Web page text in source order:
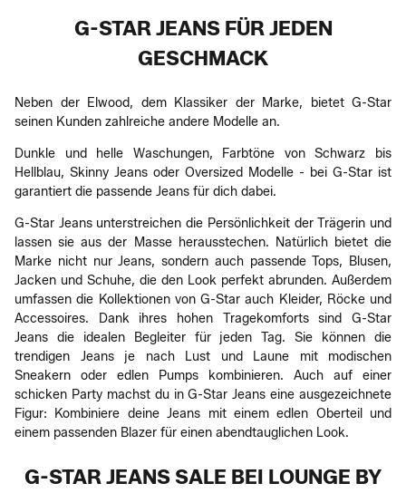
G-STAR JEANS FÜR JEDEN
GESCHMACK
Neben der Elwood, dem Klassiker der Marke, bietet G-Star
seinen Kunden zahlreiche andere Modelle an.
Dunkle und helle Waschungen, Farbtöne von Schwarz bis
Hellblau, Skinny Jeans oder Oversized Modelle - bei G-Star ist
garantiert die passende Jeans für dich dabei.
G-Star Jeans unterstreichen die Persönlichkeit der Trägerin und
lassen sie aus der Masse herausstechen. Natürlich bietet die
Marke nicht nur Jeans, sondern auch passende Tops, Blusen,
Jacken und Schuhe, die den Look perfekt abrunden. Außerdem
umfassen die Kollektionen von G-Star auch Kleider, Röcke und
Accessoires. Dank ihres hohen Tragekomforts sind G-Star
Jeans die idealen Begleiter für jeden Tag. Sie können die
trendigen Jeans je nach Lust und Laune mit modischen
Sneakern oder edlen Pumps kombinieren. Auch auf einer
schicken Party machst du in G-Star Jeans eine ausgezeichnete
Figur: Kombiniere deine Jeans mit einem edlen Oberteil und
einem passenden Blazer für einen abendtauglichen Look.
G-STAR JEANS SALE BEI LOUNGE BY